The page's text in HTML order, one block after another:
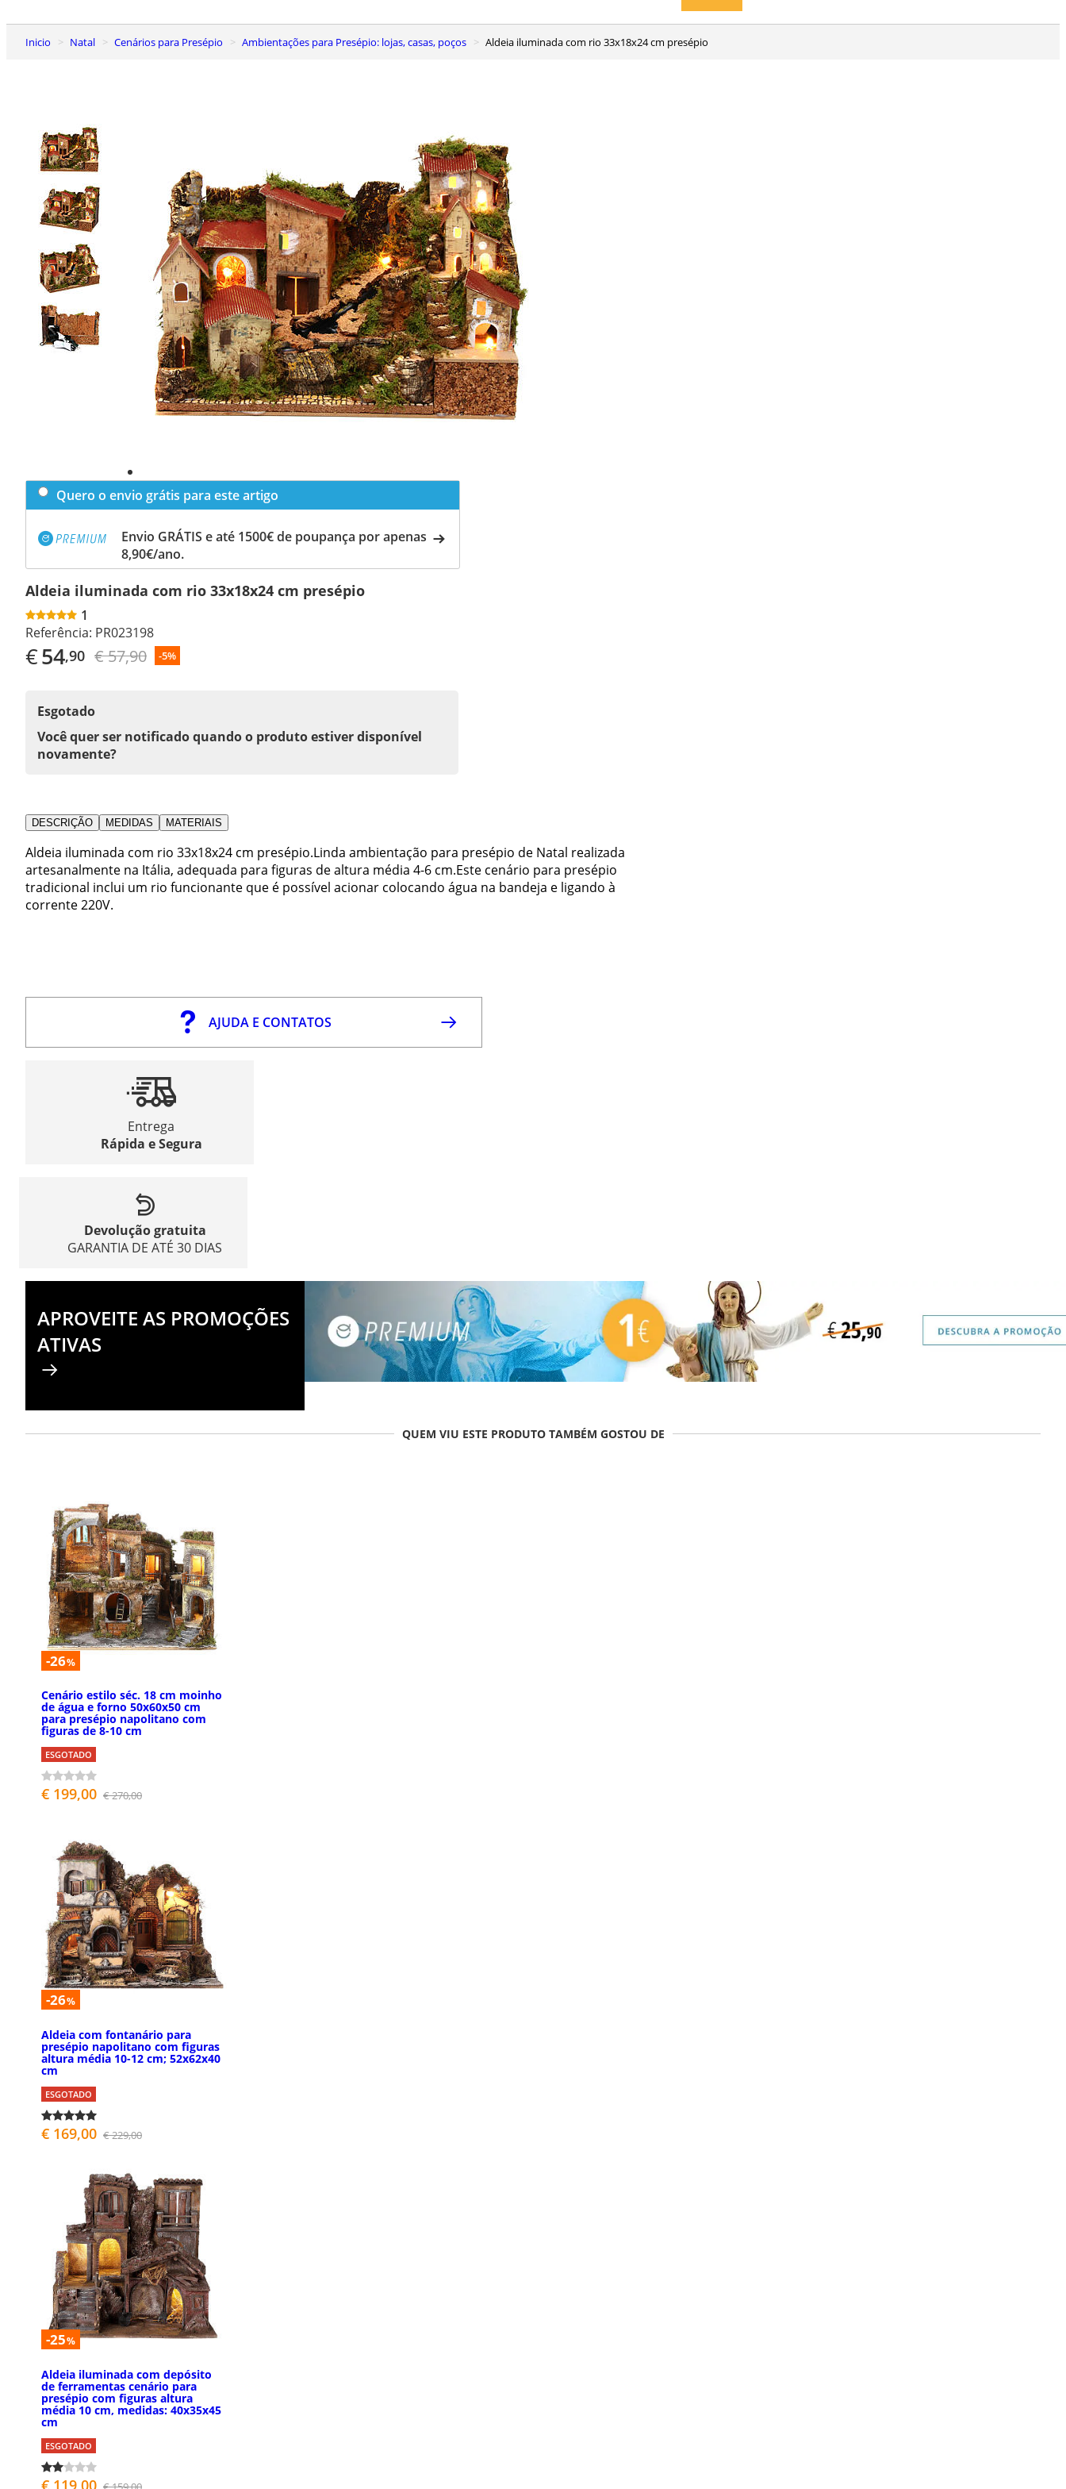
Inicio Natal Cenários para Presépio Ambientações para Presépio: lojas, casas, poços Aldeia iluminada com rio 33x18x24 cm presépio
Quero o envio grátis para este artigo
Envio GRÁTIS e até 1500€ de poupança por apenas
8,90€/ano.
Aldeia iluminada com rio 33x18x24 cm presépio
1
Referência: PR023198
€54,90 € 57,90 -5%
Esgotado
Você quer ser notificado quando o produto estiver disponível
novamente?
DESCRIÇÃO MEDIDAS MATERIAIS
Aldeia iluminada com rio 33x18x24 cm presépio.Linda ambientação para presépio de Natal realizada
artesanalmente na Itália, adequada para figuras de altura média 4-6 cm.Este cenário para presépio
tradicional inclui um rio funcionante que é possível acionar colocando água na bandeja e ligando à
corrente 220V.
AJUDA E CONTATOS
Entrega
Rápida e Segura
Devolução gratuita
GARANTIA DE ATÉ 30 DIAS
APROVEITE AS PROMOÇÕES
ATIVAS
QUEM VIU ESTE PRODUTO TAMBÉM GOSTOU DE
-26%
Cenário estilo séc. 18 cm moinho
de água e forno 50x60x50 cm
para presépio napolitano com
figuras de 8-10 cm
ESGOTADO
€ 199,00 € 270,00
-26%
Aldeia com fontanário para
presépio napolitano com figuras
altura média 10-12 cm; 52x62x40
cm
ESGOTADO
€ 169,00 € 229,00
-25%
Aldeia iluminada com depósito
de ferramentas cenário para
presépio com figuras altura
média 10 cm, medidas: 40x35x45
cm
ESGOTADO
€ 119,00